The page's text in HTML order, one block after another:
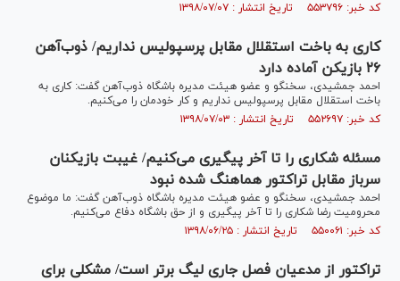
کد خبر: ۵۵۳۷۹۶ تاریخ انتشار : ۱۳۹۸/۰۷/۰۷
کاری به باخت استقلال مقابل پرسپولیس نداریم/ ذوب‌آهن
۲۶ بازیکن آماده دارد
احمد جمشیدی، سخنگو و عضو هیئت مدیره باشگاه ذوب‌آهن گفت: کاری به
باخت استقلال مقابل پرسپولیس نداریم و کار خودمان را می‌کنیم.
کد خبر: ۵۵۲۶۹۷ تاریخ انتشار : ۱۳۹۸/۰۷/۰۳
مسئله شکاری را تا آخر پیگیری می‌کنیم/ غیبت بازیکنان
سرباز مقابل تراکتور هماهنگ شده نبود
احمد جمشیدی، سخنگو و عضو هیئت مدیره باشگاه ذوب‌آهن گفت: ما موضوع
محرومیت رضا شکاری را تا آخر پیگیری و از حق باشگاه دفاع می‌کنیم.
کد خبر: ۵۵۰۰۶۱ تاریخ انتشار : ۱۳۹۸/۰۶/۲۵
تراکتور از مدعیان فصل جاری لیگ برتر است/ مشکلی برای